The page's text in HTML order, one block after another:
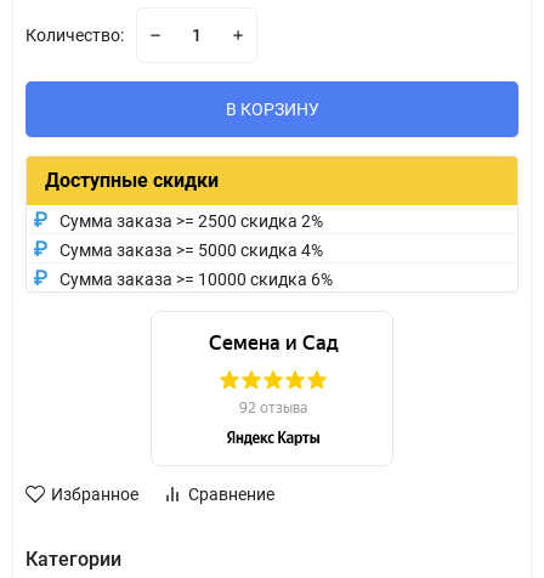
Количество:
В КОРЗИНУ
Доступные скидки
Сумма заказа >= 2500 скидка 2%
Сумма заказа >= 5000 скидка 4%
Сумма заказа >= 10000 скидка 6%
Избранное Сравнение
Категории